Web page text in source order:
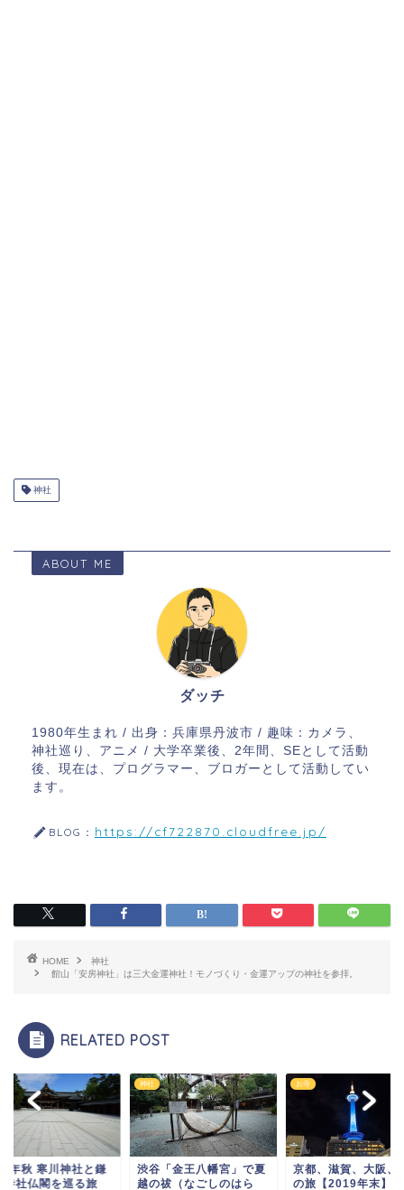
神社
ABOUT ME
ダッチ
1980年生まれ / 出身：兵庫県丹波市 / 趣味：カメラ、
神社巡り、アニメ / 大学卒業後、2年間、SEとして活動
後、現在は、プログラマー、ブロガーとして活動してい
ます。
BLOG： https://cf722870.cloudfree.jp/
HOME
神社
館山「安房神社」は三大金運神社！モノづくり・金運アップの神社を参拝。
RELATED POST
年秋 寒川神社と鎌
寺社仏閣を巡る旅
神社
渋谷「金王八幡宮」で夏
越の祓（なごしのはら
お寺
京都、滋賀、大阪、
の旅【2019年末】